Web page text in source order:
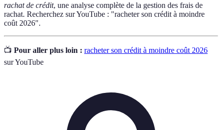
rachat de crédit, une analyse complète de la gestion des frais de
rachat. Recherchez sur YouTube : "racheter son crédit à moindre
coût 2026".
📺 Pour aller plus loin : racheter son crédit à moindre coût 2026
sur YouTube